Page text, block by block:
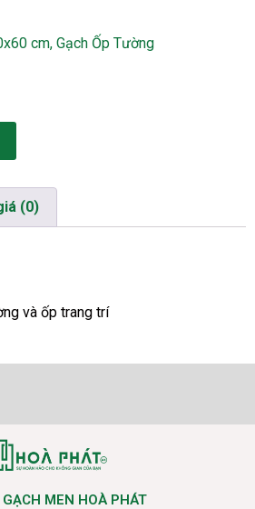
cm, Gạch Ốp Tường
(0)
và ốp trang trí
MEN HOÀ PHÁT